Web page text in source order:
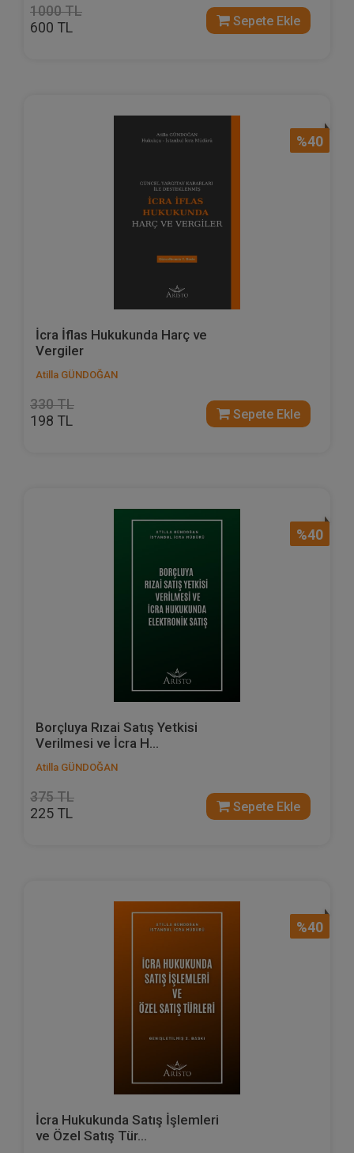
1000 TL
600 TL Sepete Ekle
%40
İcra İflas Hukukunda Harç ve
Vergiler
Atilla GÜNDOĞAN
330 TL
198 TL Sepete Ekle
%40
Borçluya Rızai Satış Yetkisi
Verilmesi ve İcra H...
Atilla GÜNDOĞAN
375 TL
225 TL Sepete Ekle
%40
İcra Hukukunda Satış İşlemleri
ve Özel Satış Tür...